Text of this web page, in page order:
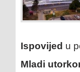
Ispovijed u
Mladi